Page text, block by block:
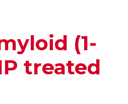
(1-
treated